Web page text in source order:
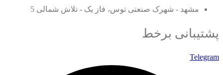
مشهد - شهرک صنعتی توس، فاز یک - تلاش شمالی 5
پشتیبانی برخط
Telegram